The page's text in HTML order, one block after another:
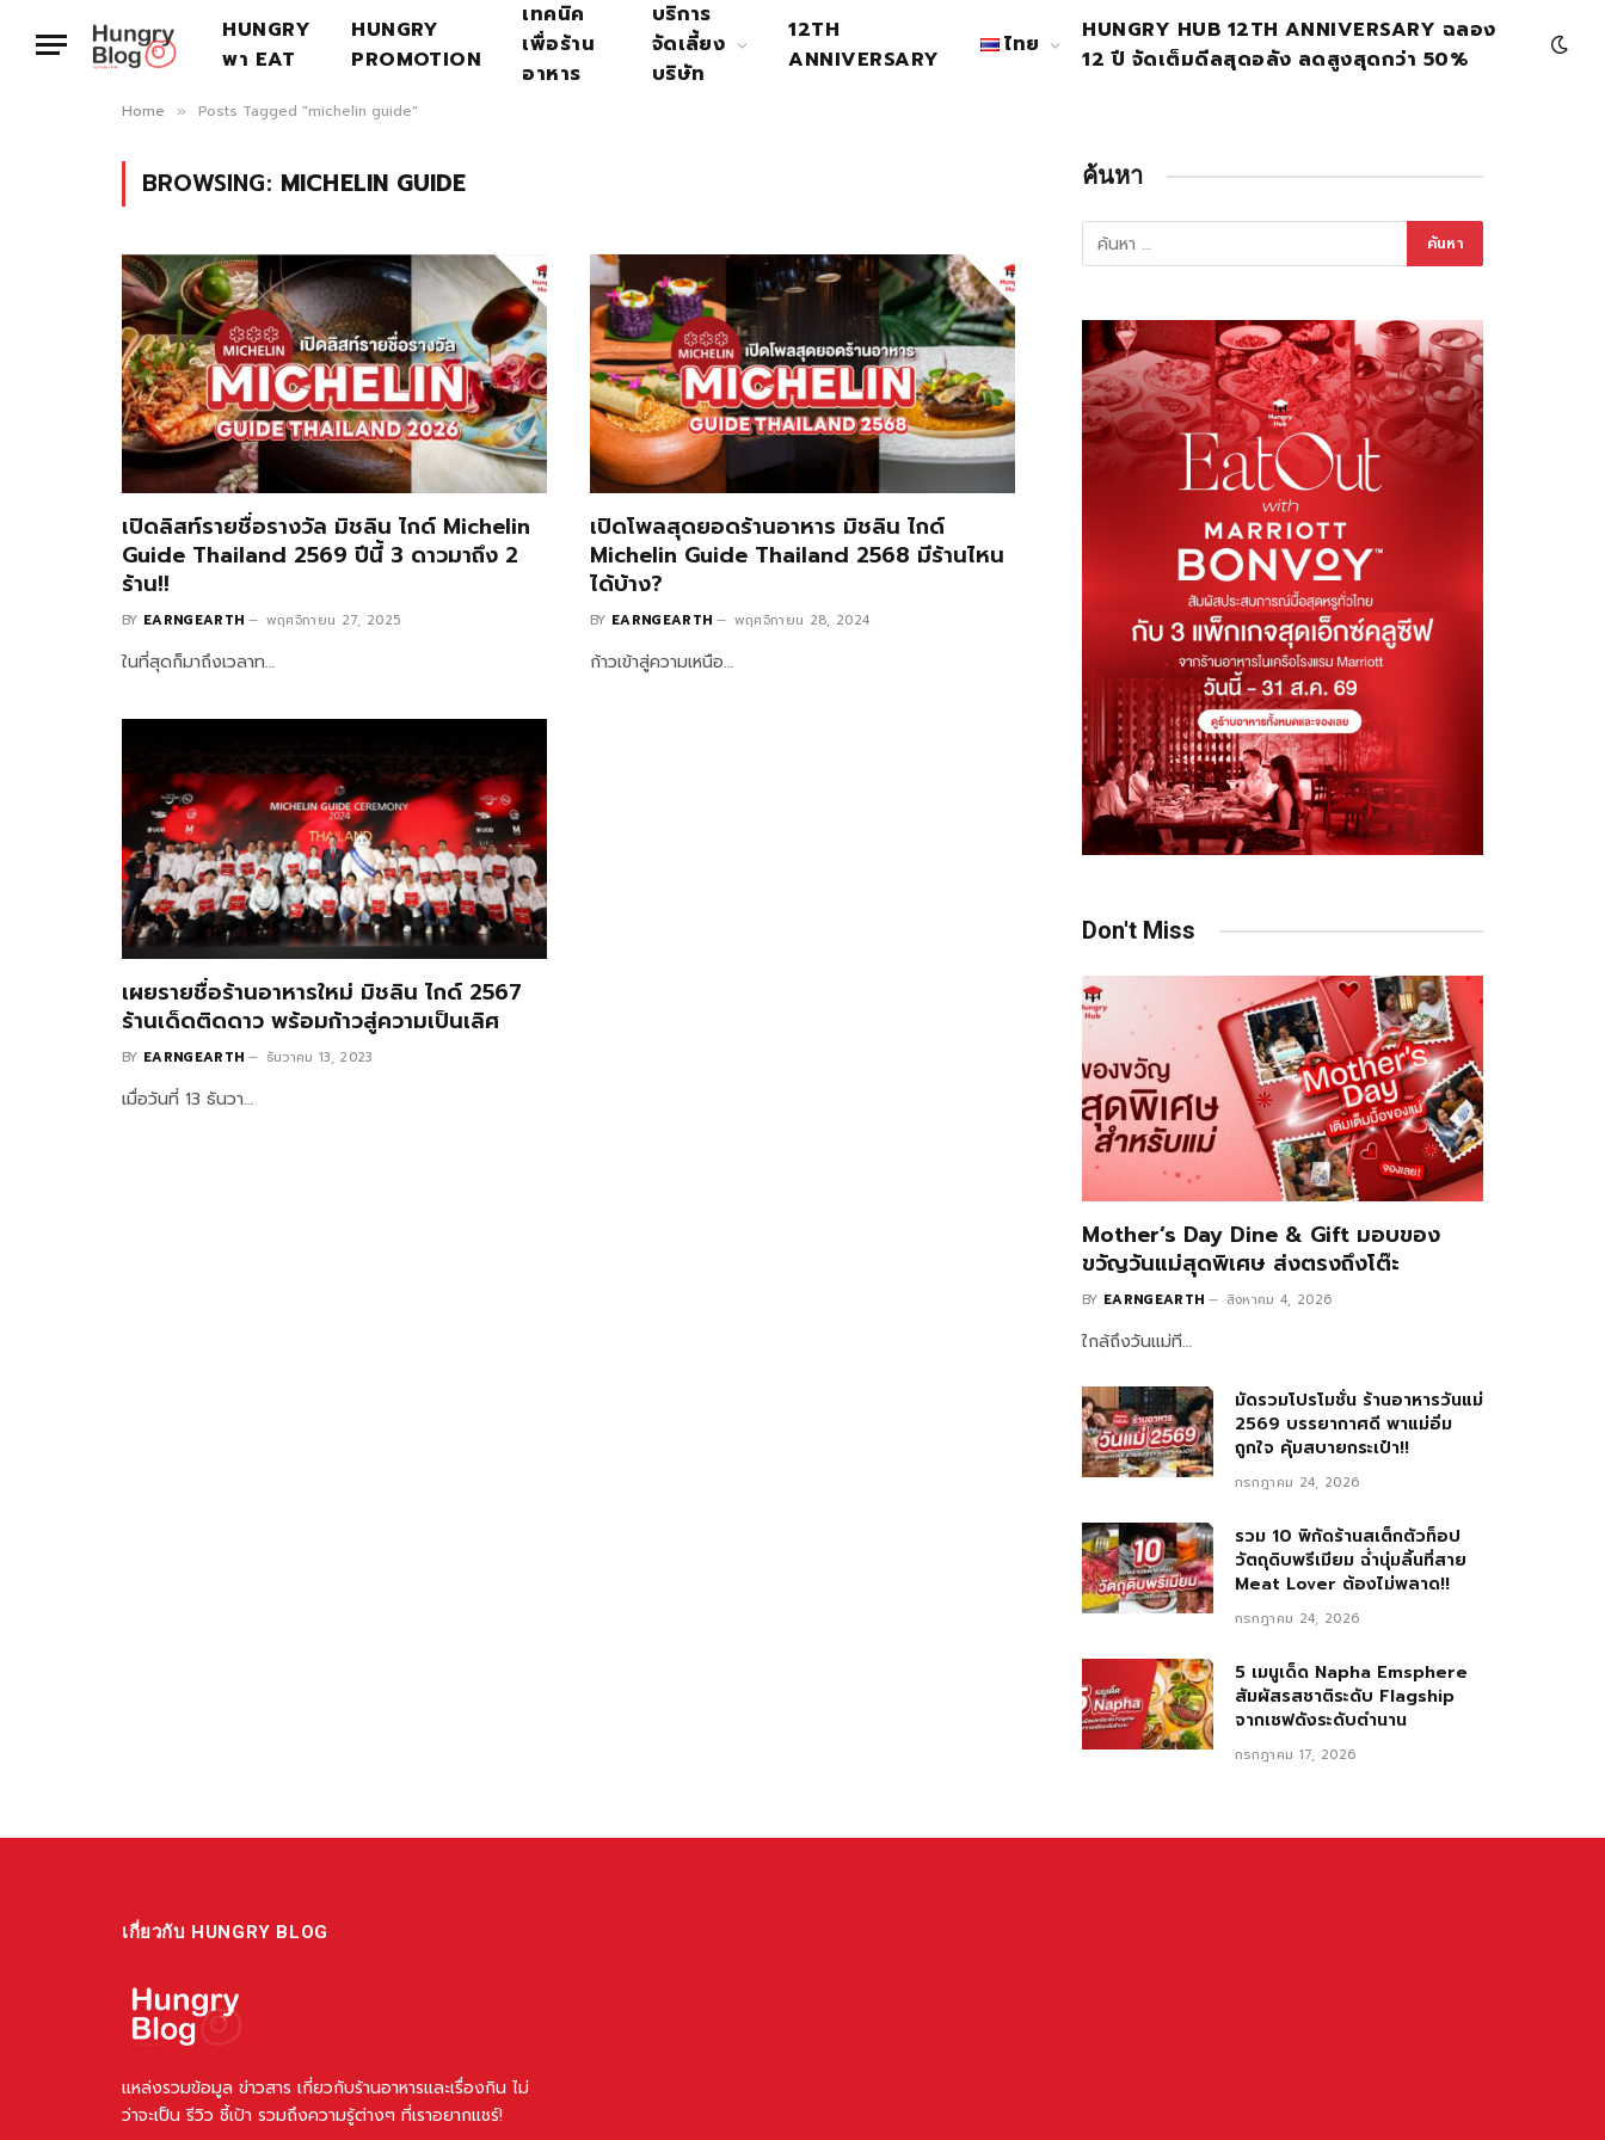
HUNGRY
พา EAT
HUNGRY
PROMOTION
เทคนิค
เพื่อร้าน
อาหาร
บริการ
จัดเลี้ยง
บริษัท
12TH
ANNIVERSARY
ไทย
HUNGRY HUB 12TH ANNIVERSARY ฉลอง
12 ปี จัดเต็มดีลสุดอลัง ลดสูงสุดกว่า 50%
Home » Posts Tagged "michelin guide"
BROWSING: MICHELIN GUIDE
เปิดลิสท์รายชื่อรางวัล มิชลิน ไกด์ Michelin
Guide Thailand 2569 ปีนี้ 3 ดาวมาถึง 2
ร้าน!!
BY EARNGEARTH พฤศจิกายน 27, 2025
ในที่สุดก็มาถึงเวลาท…
เปิดโพลสุดยอดร้านอาหาร มิชลิน ไกด์
Michelin Guide Thailand 2568 มีร้านไหน
ได้บ้าง?
BY EARNGEARTH พฤศจิกายน 28, 2024
ก้าวเข้าสู่ความเหนือ…
เผยรายชื่อร้านอาหารใหม่ มิชลิน ไกด์ 2567
ร้านเด็ดติดดาว พร้อมก้าวสู่ความเป็นเลิศ
BY EARNGEARTH ธันวาคม 13, 2023
เมื่อวันที่ 13 ธันวา…
ค้นหา
Don't Miss
Mother’s Day Dine & Gift มอบของ
ขวัญวันแม่สุดพิเศษ ส่งตรงถึงโต๊ะ
BY EARNGEARTH สิงหาคม 4, 2026
ใกล้ถึงวันแม่ที…
มัดรวมโปรโมชั่น ร้านอาหารวันแม่
2569 บรรยากาศดี พาแม่อิ่ม
ถูกใจ คุ้มสบายกระเป๋า!!
กรกฎาคม 24, 2026
รวม 10 พิกัดร้านสเต็กตัวท็อป
วัตถุดิบพรีเมียม ฉ่ำนุ่มลิ้นที่สาย
Meat Lover ต้องไม่พลาด!!
กรกฎาคม 24, 2026
5 เมนูเด็ด Napha Emsphere
สัมผัสรสชาติระดับ Flagship
จากเชฟดังระดับตำนาน
กรกฎาคม 17, 2026
เกี่ยวกับ HUNGRY BLOG
แหล่งรวมข้อมูล ข่าวสาร เกี่ยวกับร้านอาหารและเรื่องกิน ไม่
ว่าจะเป็น รีวิว ชี้เป้า รวมถึงความรู้ต่างๆ ที่เราอยากแชร์!